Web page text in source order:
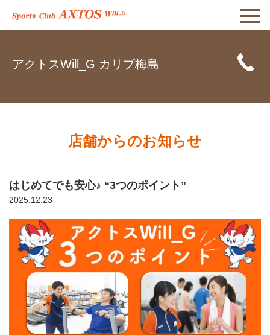
アクトスWill_G カリブ梅島
店舗からのお知らせ
はじめてでも安心♪ “3つのポイント”
2025.12.23